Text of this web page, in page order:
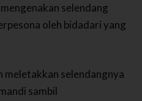
selendang
oleh bidadari yang
meletakkan selendangnya
sambil